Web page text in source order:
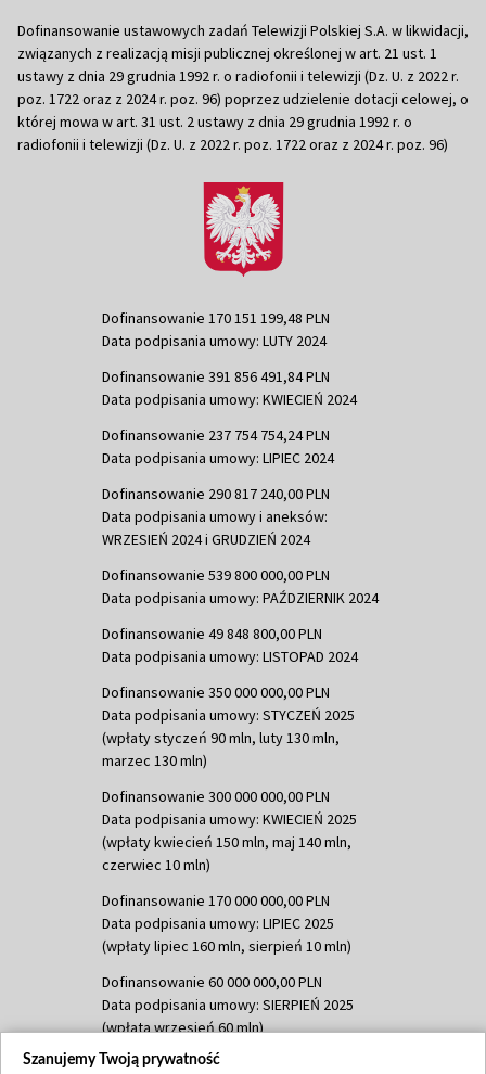
Dofinansowanie ustawowych zadań Telewizji Polskiej S.A. w likwidacji,
związanych z realizacją misji publicznej określonej w art. 21 ust. 1
ustawy z dnia 29 grudnia 1992 r. o radiofonii i telewizji (Dz. U. z 2022 r.
poz. 1722 oraz z 2024 r. poz. 96) poprzez udzielenie dotacji celowej, o
której mowa w art. 31 ust. 2 ustawy z dnia 29 grudnia 1992 r. o
radiofonii i telewizji (Dz. U. z 2022 r. poz. 1722 oraz z 2024 r. poz. 96)
Dofinansowanie 170 151 199,48 PLN
Data podpisania umowy: LUTY 2024
Dofinansowanie 391 856 491,84 PLN
Data podpisania umowy: KWIECIEŃ 2024
Dofinansowanie 237 754 754,24 PLN
Data podpisania umowy: LIPIEC 2024
Dofinansowanie 290 817 240,00 PLN
Data podpisania umowy i aneksów:
WRZESIEŃ 2024 i GRUDZIEŃ 2024
Dofinansowanie 539 800 000,00 PLN
Data podpisania umowy: PAŹDZIERNIK 2024
Dofinansowanie 49 848 800,00 PLN
Data podpisania umowy: LISTOPAD 2024
Dofinansowanie 350 000 000,00 PLN
Data podpisania umowy: STYCZEŃ 2025
(wpłaty styczeń 90 mln, luty 130 mln,
marzec 130 mln)
Dofinansowanie 300 000 000,00 PLN
Data podpisania umowy: KWIECIEŃ 2025
(wpłaty kwiecień 150 mln, maj 140 mln,
czerwiec 10 mln)
Dofinansowanie 170 000 000,00 PLN
Data podpisania umowy: LIPIEC 2025
(wpłaty lipiec 160 mln, sierpień 10 mln)
Dofinansowanie 60 000 000,00 PLN
Data podpisania umowy: SIERPIEŃ 2025
(wpłata wrzesień 60 mln)
Dofinansowanie 635 783 051,21 PLN
Szanujemy Twoją prywatność